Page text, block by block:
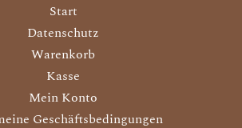
Start
Datenschutz
Warenkorb
Kasse
Mein Konto
Geschäftsbedingungen